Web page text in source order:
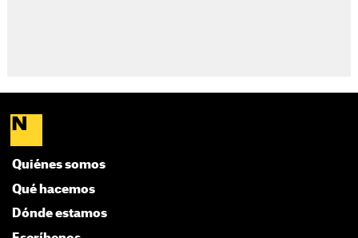
Quiénes somos
Qué hacemos
Dónde estamos